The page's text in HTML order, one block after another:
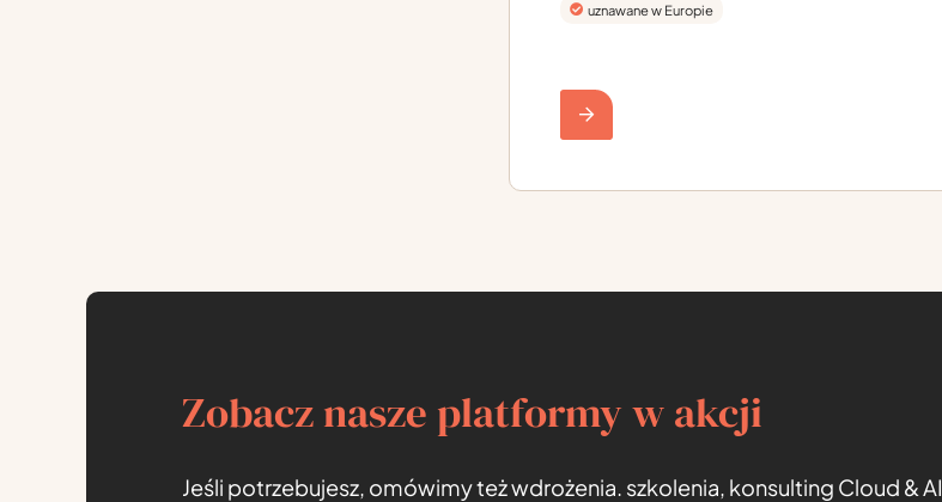
uznawane w Europie
Zobacz nasze platformy w akcji
Jeśli potrzebujesz, omówimy też wdrożenia. szkolenia, konsulting Cloud & AI